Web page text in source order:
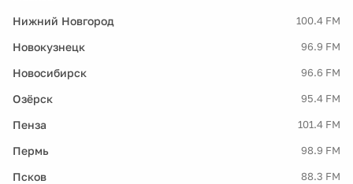
Нижний Новгород 100.4 FM
Новокузнецк 96.9 FM
Новосибирск 96.6 FM
Озёрск 95.4 FM
Пенза 101.4 FM
Пермь 98.9 FM
Псков 88.3 FM